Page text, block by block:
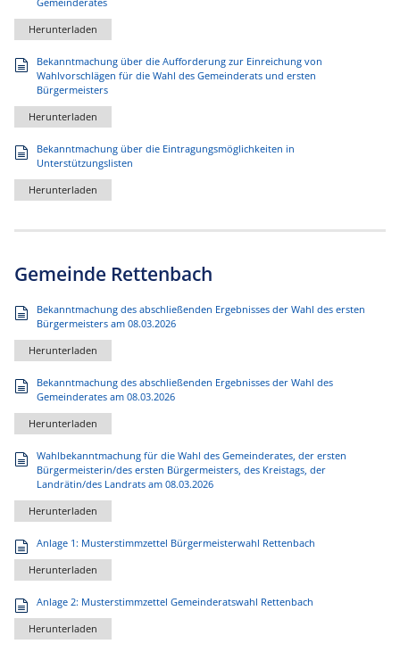
Herunterladen
Bekanntmachung über die Aufforderung zur Einreichung von
Wahlvorschlägen für die Wahl des Gemeinderats und ersten
Bürgermeisters
Herunterladen
Bekanntmachung über die Eintragungsmöglichkeiten in
Unterstützungslisten
Herunterladen
Gemeinde Rettenbach
Bekanntmachung des abschließenden Ergebnisses der Wahl des ersten
Bürgermeisters am 08.03.2026
Herunterladen
Bekanntmachung des abschließenden Ergebnisses der Wahl des
Gemeinderates am 08.03.2026
Herunterladen
Wahlbekanntmachung für die Wahl des Gemeinderates, der ersten
Bürgermeisterin/des ersten Bürgermeisters, des Kreistags, der
Landrätin/des Landrats am 08.03.2026
Herunterladen
Anlage 1: Musterstimmzettel Bürgermeisterwahl Rettenbach
Herunterladen
Anlage 2: Musterstimmzettel Gemeinderatswahl Rettenbach
Herunterladen